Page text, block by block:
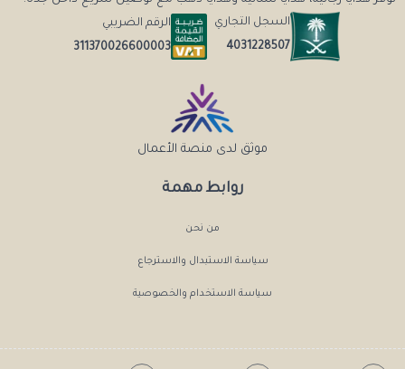
روابط مهمة
من نحن
سياسة الاستبدال والاسترجاع
سياسة الاستخدام والخصوصية
السجل التجاري
4031228507
الرقم الضريبي
311370026600003
موثق لدى منصة الأعمال